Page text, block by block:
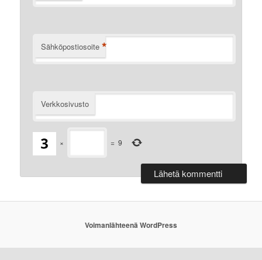
Sähköpostiosoite *
Verkkosivusto
× = 9
Voimanlähteenä WordPress